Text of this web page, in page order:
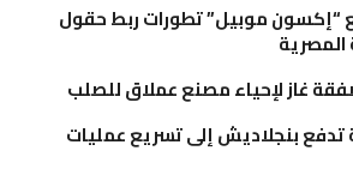
“إكسون موبيل” تطورات ربط حقول
المصرية
غاز لإحياء مصنع عملاق للصلب
تدفع بنجلاديش إلى تسريع عمليات